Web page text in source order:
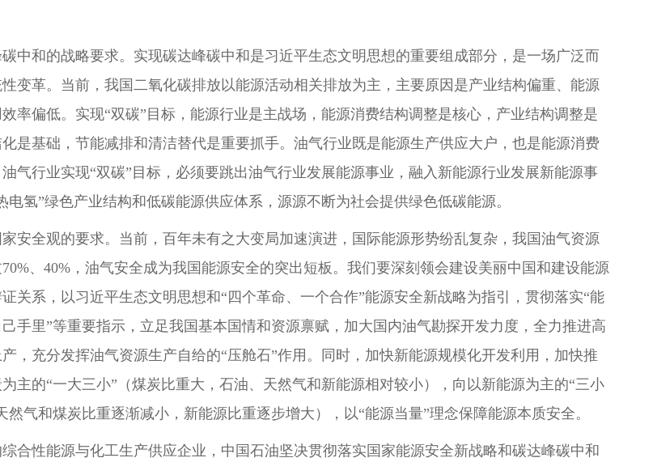
中和的战略要求。实现碳达峰碳中和是习近平生态文明思想的重要组成部分，是一场广泛而
变革。当前，我国二氧化碳排放以能源活动相关排放为主，主要原因是产业结构偏重、能源
率偏低。实现“双碳”目标，能源行业是主战场，能源消费结构调整是核心，产业结构调整是
是基础，节能减排和清洁替代是重要抓手。油气行业既是能源生产供应大户，也是能源消费
气行业实现“双碳”目标，必须要跳出油气行业发展能源事业，融入新能源行业发展新能源事
电氢”绿色产业结构和低碳能源供应体系，源源不断为社会提供绿色低碳能源。
安全观的要求。当前，百年未有之大变局加速演进，国际能源形势纷乱复杂，我国油气资源
、40%，油气安全成为我国能源安全的突出短板。我们要深刻领会建设美丽中国和建设能源
关系，以习近平生态文明思想和“四个革命、一个合作”能源安全新战略为指引，贯彻落实“能
手里”等重要指示，立足我国基本国情和资源禀赋，加大国内油气勘探开发力度，全力推进高
，充分发挥油气资源生产自给的“压舱石”作用。同时，加快新能源规模化开发利用，加快推
主的“一大三小”（煤炭比重大，石油、天然气和新能源相对较小），向以新能源为主的“三小
然气和煤炭比重逐渐减小，新能源比重逐步增大），以“能源当量”理念保障能源本质安全。
合性能源与化工生产供应企业，中国石油坚决贯彻落实国家能源安全新战略和碳达峰碳中和